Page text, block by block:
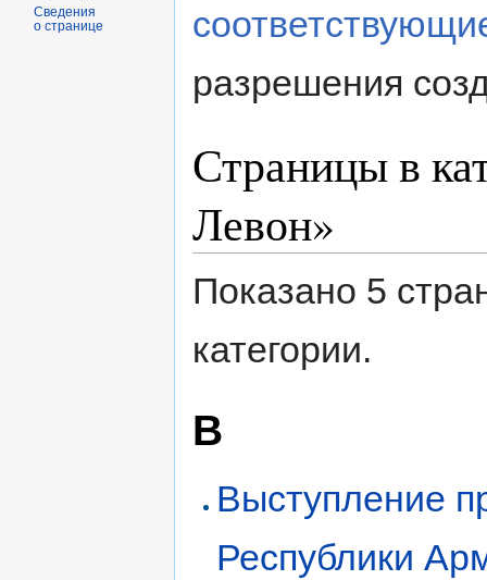
разрешения
Страницы в
Левон»
Показано 5
категории.
В
Выступление
Республики
Сведения
о странице